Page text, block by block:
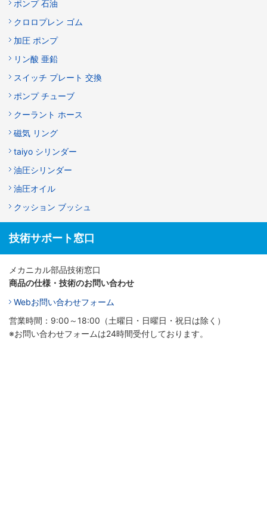
ポンプ 石油
クロロプレン ゴム
加圧 ポンプ
リン酸 亜鉛
スイッチ プレート 交換
ポンプ チューブ
クーラント ホース
磁気 リング
taiyo シリンダー
油圧シリンダー
油圧オイル
クッション ブッシュ
技術サポート窓口
メカニカル部品技術窓口
商品の仕様・技術のお問い合わせ
Webお問い合わせフォーム
営業時間：9:00～18:00（土曜日・日曜日・祝日は除く）
※お問い合わせフォームは24時間受付しております。